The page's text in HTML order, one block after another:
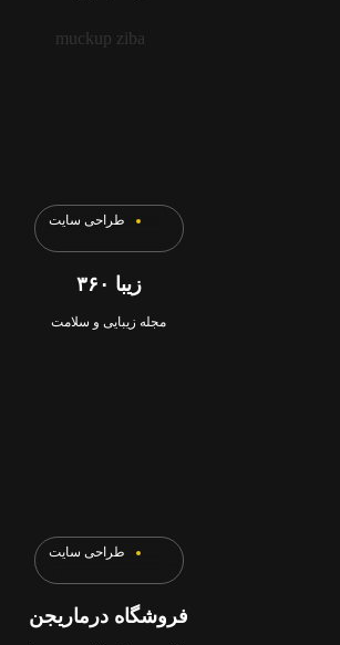
طراحی سایت
زیبا ۳۶۰
مجله زیبایی و سلامت
طراحی سایت
فروشگاه درماریجن